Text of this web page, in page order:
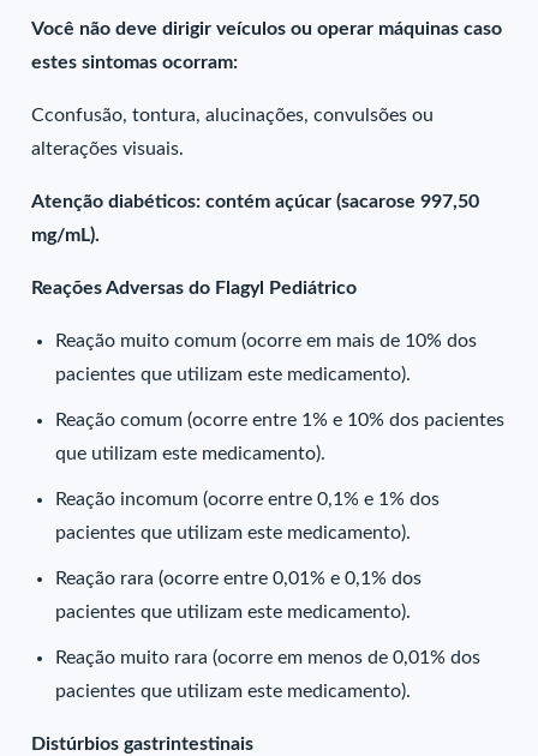
Você não deve dirigir veículos ou operar máquinas caso
estes sintomas ocorram:
Cconfusão, tontura, alucinações, convulsões ou
alterações visuais.
Atenção diabéticos: contém açúcar (sacarose 997,50
mg/mL).
Reações Adversas do Flagyl Pediátrico
Reação muito comum (ocorre em mais de 10% dos
pacientes que utilizam este medicamento).
Reação comum (ocorre entre 1% e 10% dos pacientes
que utilizam este medicamento).
Reação incomum (ocorre entre 0,1% e 1% dos
pacientes que utilizam este medicamento).
Reação rara (ocorre entre 0,01% e 0,1% dos
pacientes que utilizam este medicamento).
Reação muito rara (ocorre em menos de 0,01% dos
pacientes que utilizam este medicamento).
Distúrbios gastrintestinais